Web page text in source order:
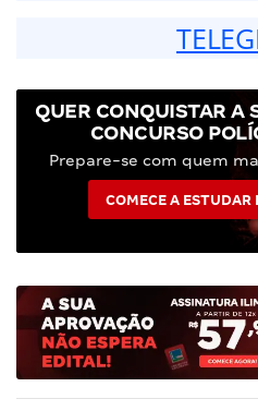
QUER CONQUISTAR A
CONCURSO
Prepare-se com quem
COMECE A ESTUDAR